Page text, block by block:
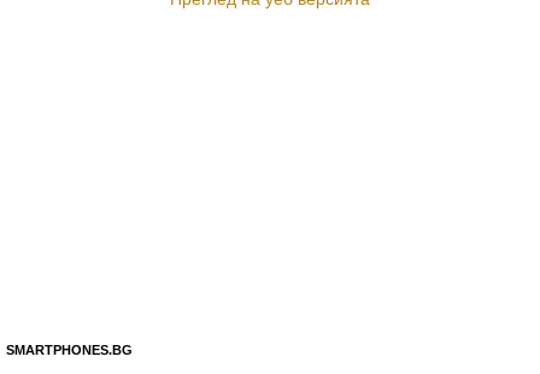
SMARTPHONES.BG